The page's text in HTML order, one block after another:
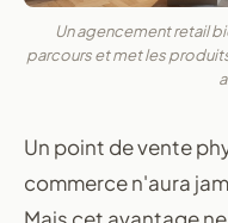
Un agencement retail
parcours et met les
Un point de vente
commerce n'aura
Mais cet avantage